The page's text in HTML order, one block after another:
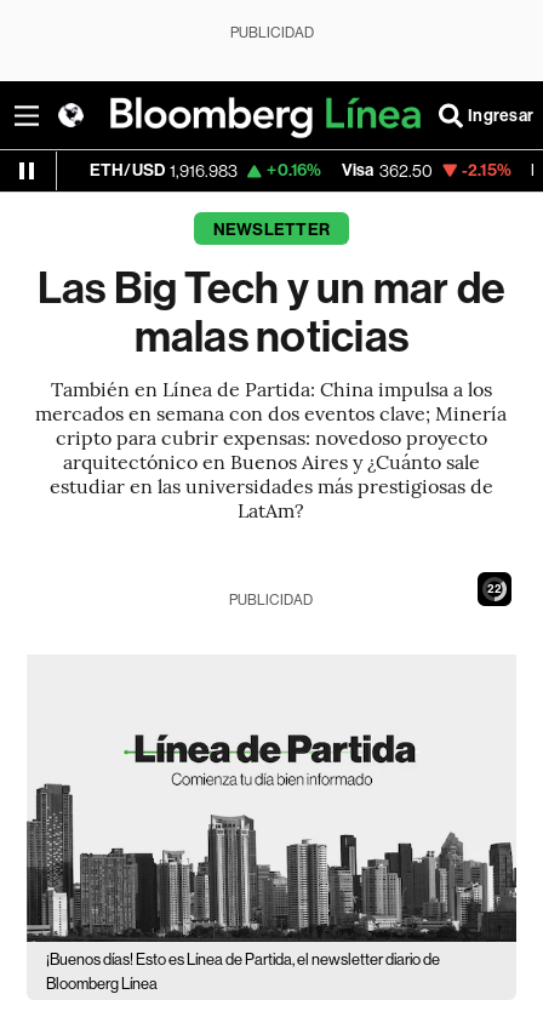
PUBLICIDAD
Ingresar
1,916.983 +0.16% Visa 362.50 -2.15% MercadoLibre
NEWSLETTER
Las Big Tech y un mar de
malas noticias
También en Línea de Partida: China impulsa a los
mercados en semana con dos eventos clave; Minería
cripto para cubrir expensas: novedoso proyecto
arquitectónico en Buenos Aires y ¿Cuánto sale
estudiar en las universidades más prestigiosas de
LatAm?
20
PUBLICIDAD
¡Buenos días! Esto es Línea de Partida, el newsletter diario de
Bloomberg Línea